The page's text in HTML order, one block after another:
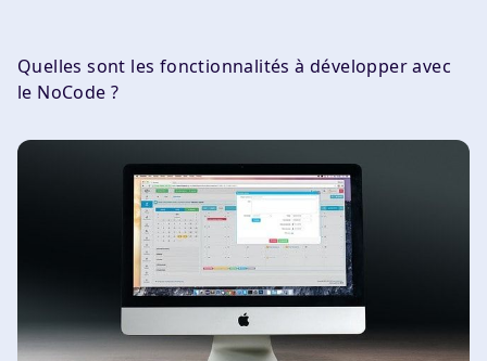
Quelles sont les fonctionnalités à développer avec
le NoCode ?